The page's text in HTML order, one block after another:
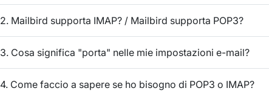
2. Mailbird supporta IMAP? / Mailbird supporta POP3?
3. Cosa significa "porta" nelle mie impostazioni e-mail?
4. Come faccio a sapere se ho bisogno di POP3 o IMAP?